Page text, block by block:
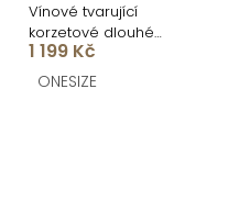
Vínové tvarující
korzetové dlouhé
společenské šaty
BRANFLA
1 199 Kč
ONESIZE